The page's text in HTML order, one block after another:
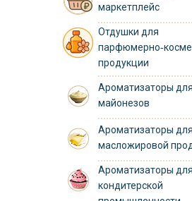
маркетплейс
Отдушки для
продукции
Ароматизаторы
майонезов
Ароматизаторы для
масложировой
Ароматизаторы для
кондитерской